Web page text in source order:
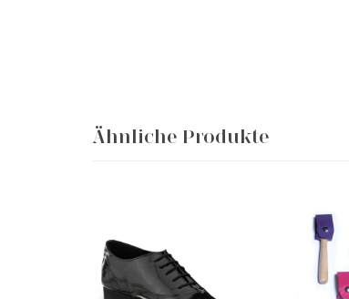
Ähnliche Produkte